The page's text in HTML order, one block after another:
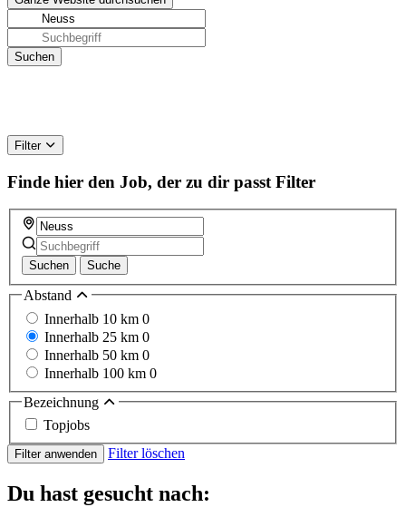
Filter
Finde hier den Job, der zu dir passt Filter
Suchen Suche
Abstand
Innerhalb 10 km 0
Innerhalb 25 km 0
Innerhalb 50 km 0
Innerhalb 100 km 0
Bezeichnung
Topjobs
Filter anwenden Filter löschen
Du hast gesucht nach: